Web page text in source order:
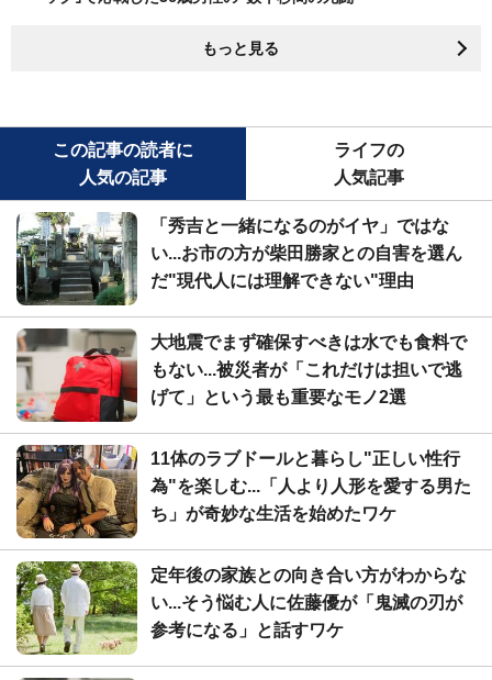
もっと見る
この記事の読者に
人気の記事
ライフの
人気記事
「秀吉と一緒になるのがイヤ」ではな
い...お市の方が柴田勝家との自害を選ん
だ"現代人には理解できない"理由
大地震でまず確保すべきは水でも食料で
もない...被災者が「これだけは担いで逃
げて」という最も重要なモノ2選
11体のラブドールと暮らし"正しい性行
為"を楽しむ...「人より人形を愛する男た
ち」が奇妙な生活を始めたワケ
定年後の家族との向き合い方がわからな
い...そう悩む人に佐藤優が「鬼滅の刃が
参考になる」と話すワケ